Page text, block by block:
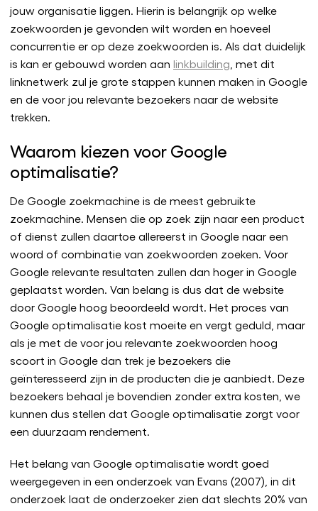
jouw organisatie liggen. Hierin is belangrijk op welke
zoekwoorden je gevonden wilt worden en hoeveel
concurrentie er op deze zoekwoorden is. Als dat duidelijk
is kan er gebouwd worden aan linkbuilding , met dit
linknetwerk zul je grote stappen kunnen maken in Google
en de voor jou relevante bezoekers naar de website
trekken.
Waarom kiezen voor Google
optimalisatie?
De Google zoekmachine is de meest gebruikte
zoekmachine. Mensen die op zoek zijn naar een product
of dienst zullen daartoe allereerst in Google naar een
woord of combinatie van zoekwoorden zoeken. Voor
Google relevante resultaten zullen dan hoger in Google
geplaatst worden. Van belang is dus dat de website
door Google hoog beoordeeld wordt. Het proces van
Google optimalisatie kost moeite en vergt geduld, maar
als je met de voor jou relevante zoekwoorden hoog
scoort in Google dan trek je bezoekers die
geïnteresseerd zijn in de producten die je aanbiedt. Deze
bezoekers behaal je bovendien zonder extra kosten, we
kunnen dus stellen dat Google optimalisatie zorgt voor
een duurzaam rendement.
Het belang van Google optimalisatie wordt goed
weergegeven in een onderzoek van Evans (2007), in dit
onderzoek laat de onderzoeker zien dat slechts 20% van